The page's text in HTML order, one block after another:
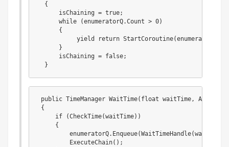
  {
      isChaining = true;
      while (enumeratorQ.Count > 0)
      {
yield return
      }
      isChaining = false;
public TimeManager WaitTime(float waitTime, Action
{
     if (CheckTime(waitTime))
     {
         ExecuteChain();